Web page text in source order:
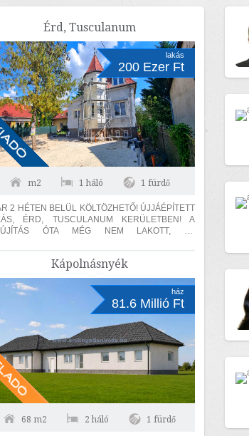
Érd, Tusculanum
lakás
200 Ezer Ft
m2 1 háló 1 fürdő
2 HÉTEN BELÜL KÖLTÖZHETŐ! ÚJJÁÉPÍTETT
ÉRD, TUSCULANUM KERÜLETBEN! A
ÓTA MÉG NEM LAKOTT, ÚJ
AUTÓBEÁLLÓ! A lakás...
Kápolnásnyék
ház
81.6 Millió Ft
68 m2 2 háló 1 fürdő